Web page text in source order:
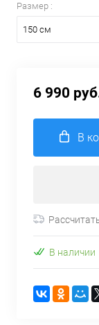
Размер :
150 см
6 990
В
В наличии